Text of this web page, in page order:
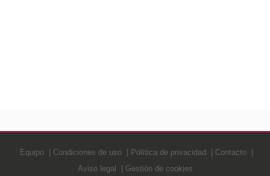
Equipo Condiciones de uso Política de privacidad
Contacto
Aviso legal
Gestión de cookies